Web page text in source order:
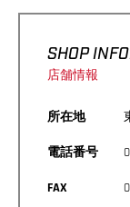
SHOP
店舗情報
所在地
電話番号
FAX